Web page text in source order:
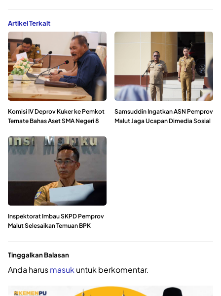
Artikel Terkait
Komisi IV Deprov Kuker ke Pemkot
Ternate Bahas Aset SMA Negeri 8
Samsuddin Ingatkan ASN Pemprov
Malut Jaga Ucapan Dimedia Sosial
Inspektorat Imbau SKPD Pemprov
Malut Selesaikan Temuan BPK
Tinggalkan Balasan
Anda harusmasuk untuk berkomentar.